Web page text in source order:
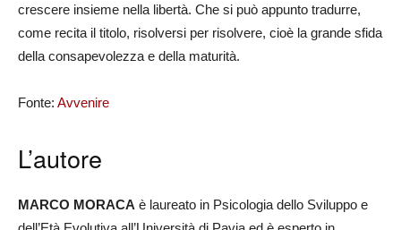
crescere insieme nella libertà. Che si può appunto tradurre,
come recita il titolo, risolversi per risolvere, cioè la grande sfida
della consapevolezza e della maturità.
Fonte: Avvenire
L’autore
MARCO MORACA è laureato in Psicologia dello Sviluppo e